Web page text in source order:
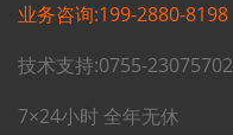
业务咨询:199-2880-8198
技术支持:0755-23075702
7×24小时 全年无休